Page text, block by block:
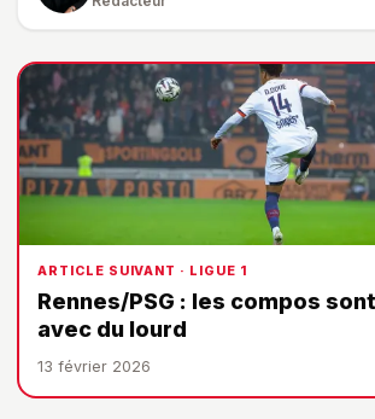
ARTICLE SUIVANT · LIGUE 1
Rennes/PSG : les compos
avec du lourd
13 février 2026